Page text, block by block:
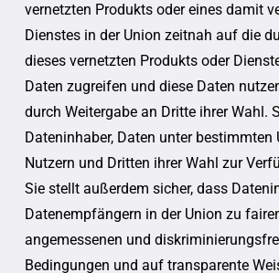
vernetzten Produkts oder eines damit
Dienstes in der Union zeitnah auf die
dieses vernetzten Produkts oder
Daten zugreifen und diese Daten
durch Weitergabe an Dritte ihrer Wahl.
Dateninhaber, Daten unter bestimmten
Nutzern und Dritten ihrer Wahl zur
Sie stellt außerdem sicher, dass
Datenempfängern in der Union zu
angemessenen und
Bedingungen und auf transparente